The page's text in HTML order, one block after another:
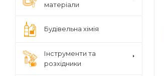
матеріали
Будівельна хімія
Інструменти та
розхідники